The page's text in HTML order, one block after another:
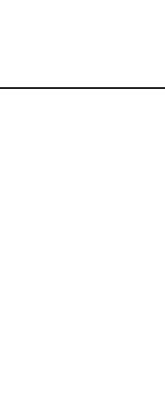
ๆ ของเราได้อย่างแน่นอนค่ะ
แพง และราคาอยู่ในระดับเ
เวลาห่อของขวัญเลย) ด้าน
นิ้ว รายละเอียดด้านใน มี